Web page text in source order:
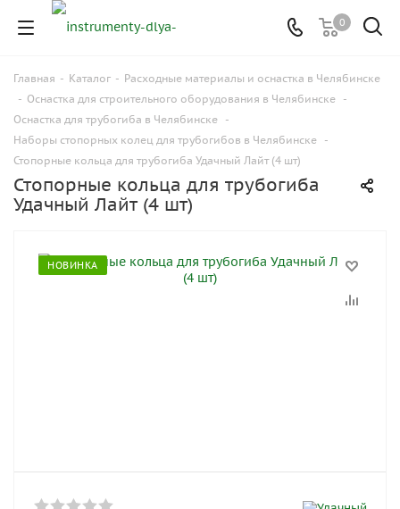
0
Главная - Каталог - Расходные материалы и оснастка в Челябинске
- Оснастка для строительного оборудования в Челябинске -
Оснастка для трубогиба в Челябинске -
Наборы стопорных колец для трубогибов в Челябинске -
Стопорные кольца для трубогиба Удачный Лайт (4 шт)
Стопорные кольца для трубогиба
Удачный Лайт (4 шт)
НОВИНКА